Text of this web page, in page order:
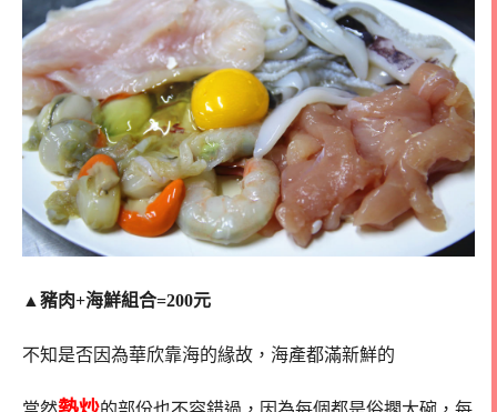
▲ 豬肉+海鮮組合=200元
不知是否因為華欣靠海的緣故，海產都滿新鮮的